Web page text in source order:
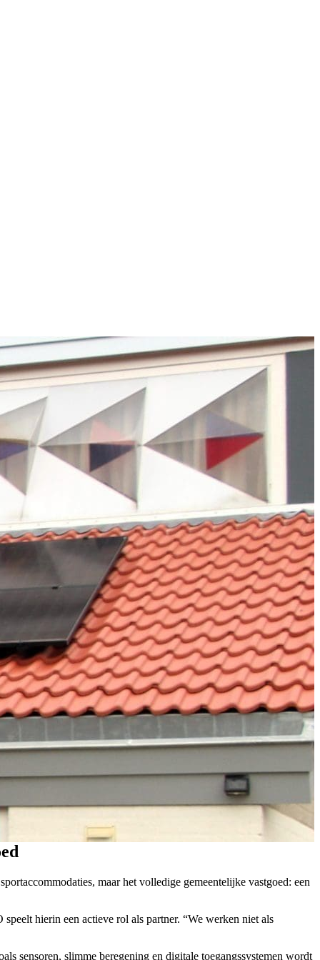
maar het volledige gemeentelijke vastgoed: een
hierin een actieve rol als partner. “We werken niet als
sensoren, slimme beregening en digitale toegangssystemen wordt